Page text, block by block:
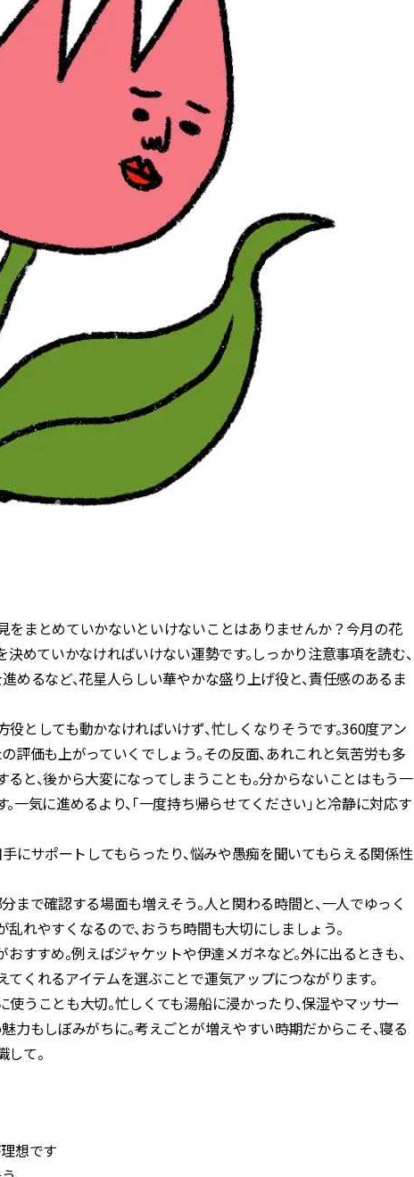
をまとめていかないといけないことはありませんか？今月の花
決めていかなければいけない運勢です。しっかり注意事項を読む、
めるなど、花星人らしい華やかな盛り上げ役と、責任感のあるま
としても動かなければいけず、忙しくなりそうです。360度アン
評価も上がっていくでしょう。その反面、あれこれと気苦労も多
と、後から大変になってしまうことも。分からないことはもう一
一気に進めるより、「一度持ち帰らせてください」と冷静に対応す
手にサポートしてもらったり、悩みや愚痴を聞いてもらえる関係性
まで確認する場面も増えそう。人と関わる時間と、一人でゆっく
れやすくなるので、おうち時間も大切にしましょう。
すすめ。例えばジャケットや伊達メガネなど。外に出るときも、
くれるアイテムを選ぶことで運気アップにつながります。
うことも大切。忙しくても湯船に浸かったり、保湿やマッサー
力もしぼみがちに。考えごとが増えやすい時期だからこそ、寝る
て。
想です